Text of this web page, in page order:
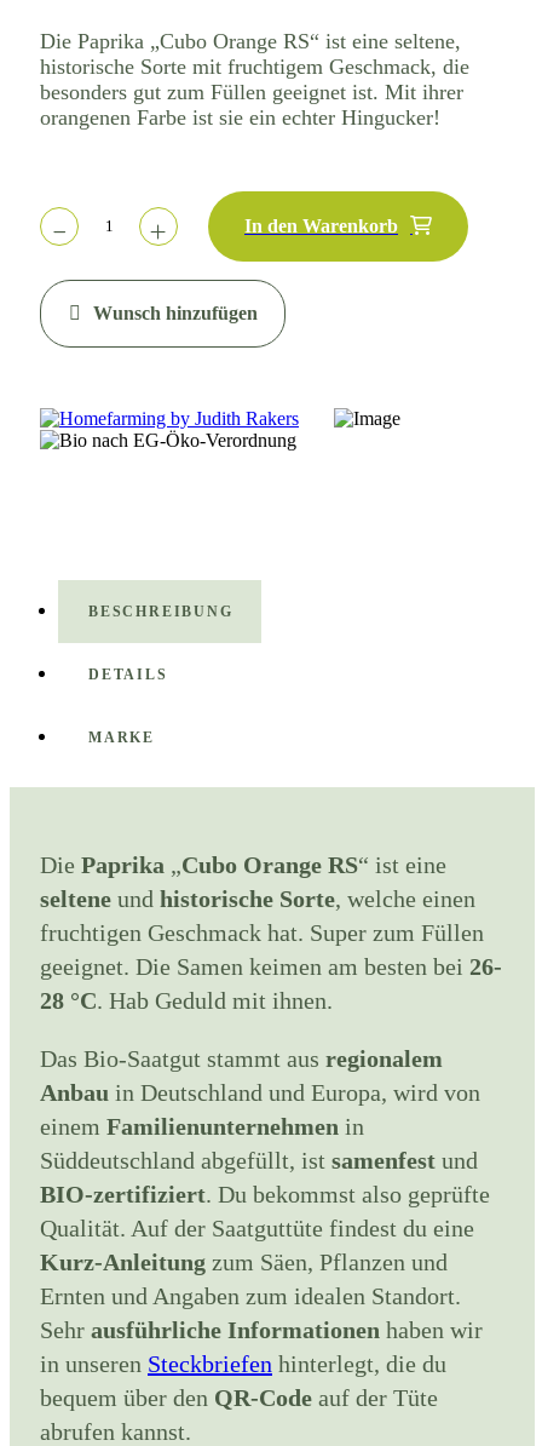
Die Paprika „Cubo Orange RS“ ist eine seltene,
historische Sorte mit fruchtigem Geschmack, die
besonders gut zum Füllen geeignet ist. Mit ihrer
orangenen Farbe ist sie ein echter Hingucker!
In den Warenkorb
Wunsch hinzufügen
BESCHREIBUNG
DETAILS
MARKE
Die Paprika „Cubo Orange RS“ ist eine
seltene und historische Sorte, welche einen
fruchtigen Geschmack hat. Super zum Füllen
geeignet. Die Samen keimen am besten bei 26-
28 °C. Hab Geduld mit ihnen.
Das Bio-Saatgut stammt aus regionalem
Anbau in Deutschland und Europa, wird von
einem Familienunternehmen in
Süddeutschland abgefüllt, ist samenfest und
BIO-zertifiziert. Du bekommst also geprüfte
Qualität. Auf der Saatguttüte findest du eine
Kurz-Anleitung zum Säen, Pflanzen und
Ernten und Angaben zum idealen Standort.
Sehr ausführliche Informationen haben wir
in unseren Steckbriefen hinterlegt, die du
bequem über den QR-Code auf der Tüte
abrufen kannst.